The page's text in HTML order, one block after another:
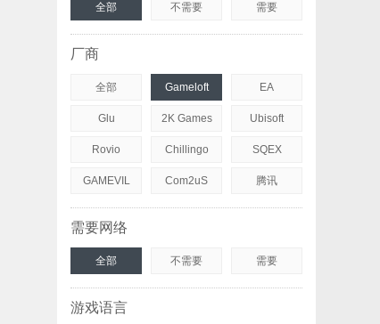
全部 不需要 需要
厂商
全部 Gameloft EA
Glu 2K Games Ubisoft
Rovio Chillingo SQEX
GAMEVIL Com2uS 腾讯
需要网络
全部 不需要 需要
游戏语言